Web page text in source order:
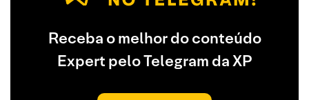
Receba o melhor do conteúdo
Expert pelo Telegram da XP